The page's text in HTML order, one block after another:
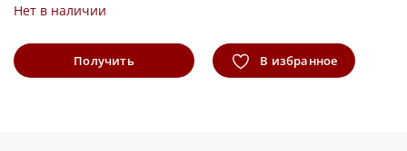
Нет в наличии
Получить В избранное